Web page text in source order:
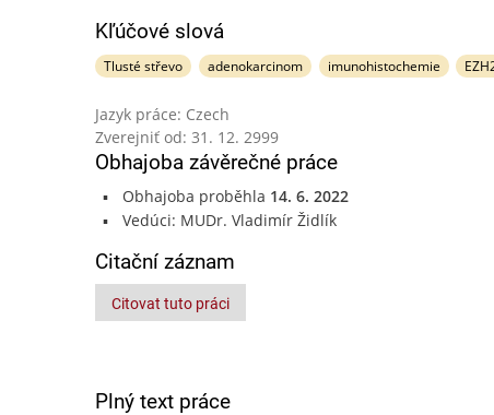
Kľúčové slová
Tlusté střevo adenokarcinom imunohistochemie
Jazyk práce: Czech
Zverejniť od: 31. 12. 2999
Obhajoba závěrečné práce
Obhajoba proběhla 14. 6. 2022
Vedúci: MUDr. Vladimír Židlík
Citační záznam
Citovat tuto práci
Plný text práce